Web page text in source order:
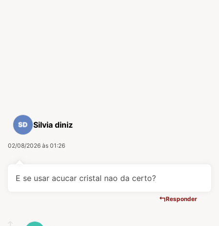
Silvia diniz
02/08/2026 às 01:26
E se usar acucar cristal nao da certo?
Responder